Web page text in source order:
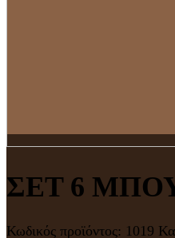
ΣΕΤ 6
Κωδικός προϊόντος: 1019